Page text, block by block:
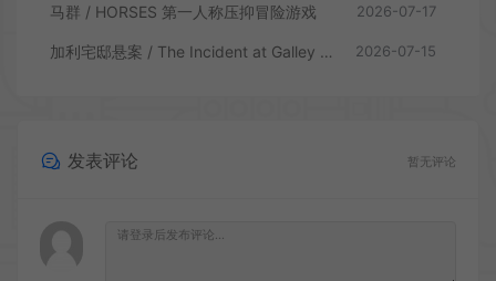
马群 / HORSES 第一人称压抑冒险游戏 2026-07-17
加利宅邸悬案 / The Incident at Galley House 侦探解密推理游戏 2026-07-15
发表评论 暂无评论